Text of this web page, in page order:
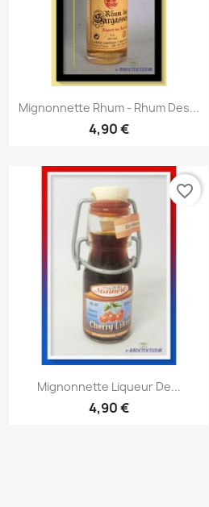
Aperçu rapide
Mignonnette Rhum - Rhum Des...
4,90 €
Aperçu rapide
Mignonnette Liqueur De...
4,90 €
favorite_border